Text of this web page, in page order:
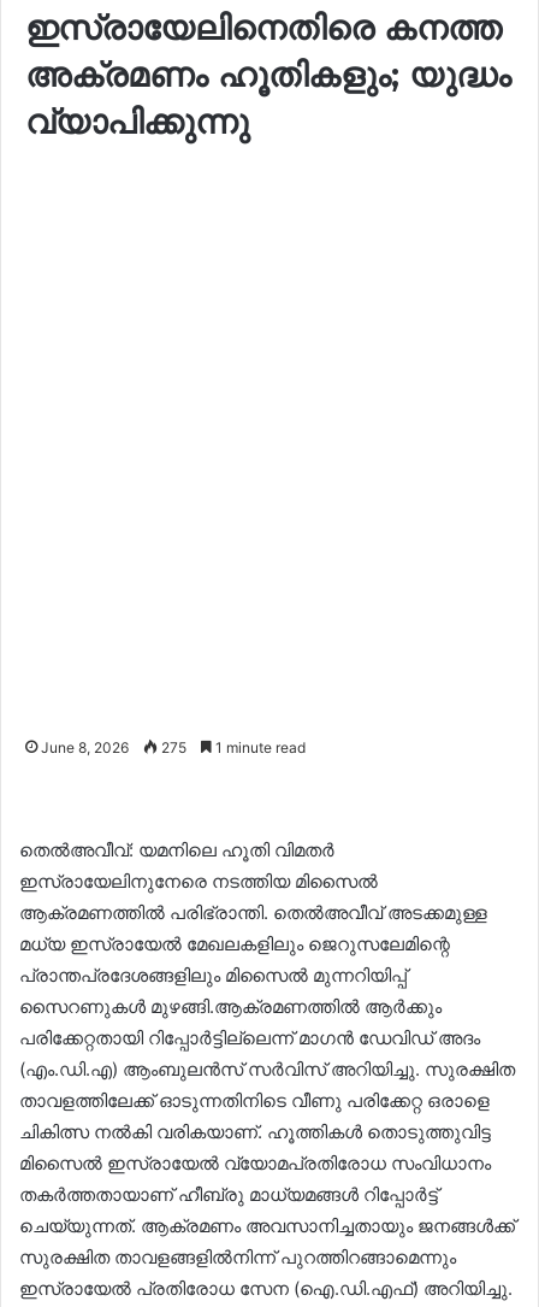
ഇസ്രായേലിനെതിരെ കനത്ത
അക്രമണം ഹൂതികളും; യുദ്ധം
വ്യാപിക്കുന്നു
June 8, 2026 275 1 minute read
തെൽഅവീവ്: യമനിലെ ഹൂതി വിമതർ
ഇസ്രായേലിനുനേരെ നടത്തിയ മിസൈൽ
ആക്രമണത്തിൽ പരിഭ്രാന്തി. തെൽഅവീവ് അടക്കമുള്ള
മധ്യ ഇസ്രായേൽ മേഖലകളിലും ജെറുസലേമിന്റെ
പ്രാന്തപ്രദേശങ്ങളിലും മിസൈൽ മുന്നറിയിപ്പ്
സൈറണുകൾ മുഴങ്ങി.ആക്രമണത്തിൽ ആർക്കും
പരിക്കേറ്റതായി റിപ്പോർട്ടില്ലെന്ന് മാഗൻ ഡേവിഡ് അദം
(എം.ഡി.എ) ആംബുലൻസ് സർവിസ് അറിയിച്ചു. സുരക്ഷിത
താവളത്തിലേക്ക് ഓടുന്നതിനിടെ വീണു പരിക്കേറ്റ ഒരാളെ
ചികിത്സ നൽകി വരികയാണ്. ഹൂത്തികൾ തൊടുത്തുവിട്ട
മിസൈൽ ഇസ്രായേൽ വ്യോമപ്രതിരോധ സംവിധാനം
തകർത്തതായാണ് ഹീബ്രു മാധ്യമങ്ങൾ റിപ്പോർട്ട്
ചെയ്യുന്നത്. ആക്രമണം അവസാനിച്ചതായും ജനങ്ങൾക്ക്
സുരക്ഷിത താവളങ്ങളിൽനിന്ന് പുറത്തിറങ്ങാമെന്നും
ഇസ്രായേൽ പ്രതിരോധ സേന (ഐ.ഡി.എഫ്) അറിയിച്ചു.